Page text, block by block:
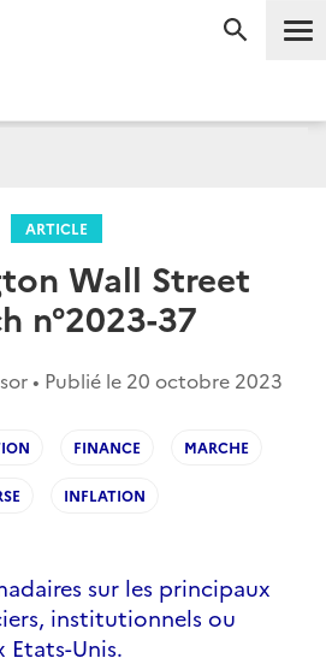
ARTICLE
Wall Street
n°2023-37
• Publié le 20 octobre 2023
FINANCE MARCHE
INFLATION
sur les principaux
institutionnels ou
Etats-Unis.